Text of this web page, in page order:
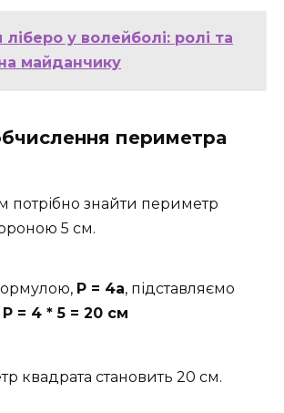
ліберо у волейболі: ролі та
майданчику
периметра
потрібно знайти периметр
5 см.
P = 4a, підставляємо
P = 4 * 5 = 20 см
квадрата становить 20 см.